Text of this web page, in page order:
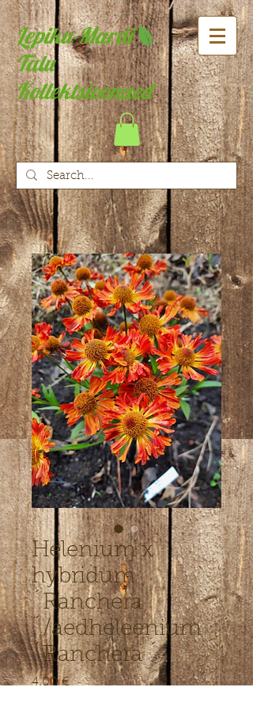
Lepiku-Mardi
Talu
Kollektsioonaed
Helenium x
hybridum
´Ranchera
´/aedheleenium
´Ranchera ´
4,00 €Price